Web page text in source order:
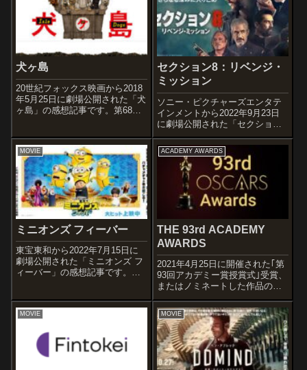
犬ヶ島
20世紀フォックス映画から2018
年5月25日に劇場公開された「犬
ヶ島」の感想記事です。第68回
熊賞(監督賞)を受賞した。全世界
で6,400万ドル以上の興行収入を
記録し、第76回ゴール...
セクション8：リベンジ・
ミッション
ソニー・ピクチャーズエンタテ
インメントから2022年9月23日
に劇場公開された「セクション
8：リベンジ・ミッション」の感
想記事です。オススメ度あらす
じ＆予告編元海兵隊の特殊部隊
員で強い良心を持つジェイク・
アサートンは、家族との穏やか
な生活を...
MOVIE
ミニオンズ フィーバー
東宝東和から2022年7月15日に
劇場公開された「ミニオンズ フ
ィーバー」の感想記事です。
ーシリーズ』の5作目にあたる作
品です。オススメ度あらすじ＆
ACADEMY AWARDS
THE 93rd ACADEMY
AWARDS
2021年4月25日に開催された｢第
93回アカデミー賞授賞式｣受賞、
またはノミネートした作品の感
想記事のまとめです。様々な受
賞・ノミネート作品の中から選
り好みで紹介させていただきま
すｗ「ノマドランド」ジェシ
カ・ブルーダーが2017年に発表
し...
MOVIE MOVIE